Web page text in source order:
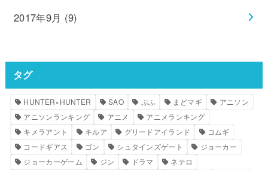
2017年9月 (9)
タグ
HUNTER×HUNTER SAO ぷふ まどマギ
アニソン
アニソンランキング
アニメ
アニメランキング
キメラアント
キルア グリードアイランド
コムギ
コードギアス
ゴン シュタインズゲート
ジョーカー
ジョーカーゲーム
ジン ドラマ
ネテロ